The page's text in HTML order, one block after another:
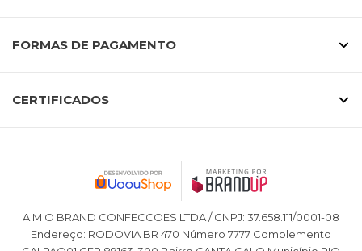
FORMAS DE PAGAMENTO
CERTIFICADOS
A M O BRAND CONFECCOES LTDA / CNPJ: 37.658.111/0001-08
Endereço: RODOVIA BR 470 Número 7777 Complemento